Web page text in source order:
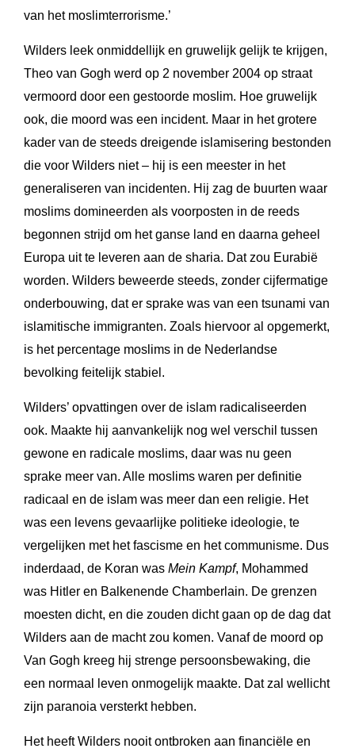
van het moslimterrorisme.’
Wilders leek onmiddellijk en gruwelijk gelijk te krijgen,
Theo van Gogh werd op 2 november 2004 op straat
vermoord door een gestoorde moslim. Hoe gruwelijk
ook, die moord was een incident. Maar in het grotere
kader van de steeds dreigende islamisering bestonden
die voor Wilders niet – hij is een meester in het
generaliseren van incidenten. Hij zag de buurten waar
moslims domineerden als voorposten in de reeds
begonnen strijd om het ganse land en daarna geheel
Europa uit te leveren aan de sharia. Dat zou Eurabië
worden. Wilders beweerde steeds, zonder cijfermatige
onderbouwing, dat er sprake was van een tsunami van
islamitische immigranten. Zoals hiervoor al opgemerkt,
is het percentage moslims in de Nederlandse
bevolking feitelijk stabiel.
Wilders’ opvattingen over de islam radicaliseerden
ook. Maakte hij aanvankelijk nog wel verschil tussen
gewone en radicale moslims, daar was nu geen
sprake meer van. Alle moslims waren per definitie
radicaal en de islam was meer dan een religie. Het
was een levens gevaarlijke politieke ideologie, te
vergelijken met het fascisme en het communisme. Dus
inderdaad, de Koran was Mein Kampf, Mohammed
was Hitler en Balkenende Chamberlain. De grenzen
moesten dicht, en die zouden dicht gaan op de dag dat
Wilders aan de macht zou komen. Vanaf de moord op
Van Gogh kreeg hij strenge persoonsbewaking, die
een normaal leven onmogelijk maakte. Dat zal wellicht
zijn paranoia versterkt hebben.
Het heeft Wilders nooit ontbroken aan financiële en